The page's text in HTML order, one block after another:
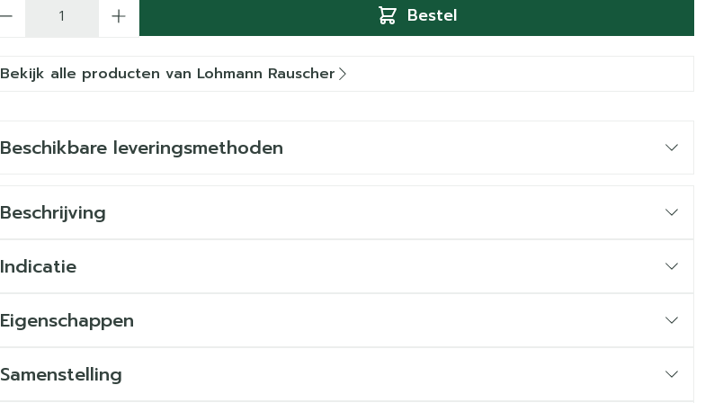
Bestel
Bekijk alle producten van Lohmann Rauscher
Beschikbare leveringsmethoden
Beschrijving
Indicatie
Eigenschappen
Samenstelling